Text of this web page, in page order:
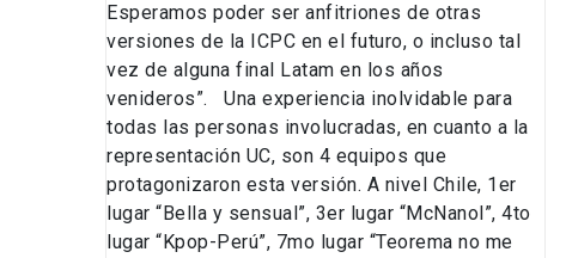
Esperamos poder ser anfitriones de otras
versiones de la ICPC en el futuro, o incluso tal
vez de alguna final Latam en los años
venideros”. Una experiencia inolvidable para
todas las personas involucradas, en cuanto a la
representación UC, son 4 equipos que
protagonizaron esta versión. A nivel Chile, 1er
lugar “Bella y sensual”, 3er lugar “McNanol”, 4to
lugar “Kpop-Perú”, 7mo lugar “Teorema no me